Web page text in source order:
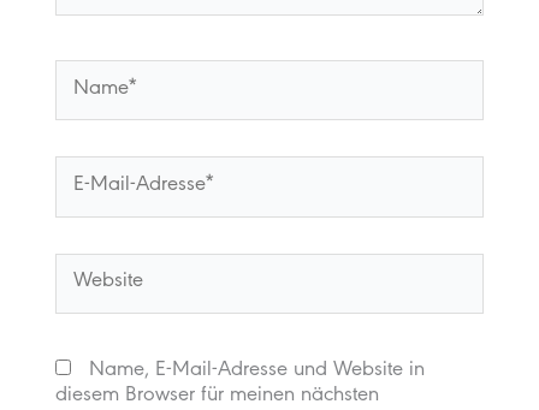
Mail-
Adresse*
Name, E-Mail-Adresse und Website in
diesem Browser für meinen nächsten